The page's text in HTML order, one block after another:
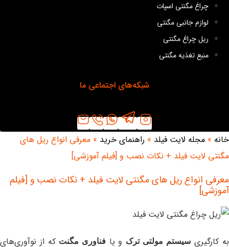
چراغ مگنتی اسپات
لوازم جانبی مگنتی
ریل چراغ مگنتی
منبع تغذیه مگنتی
شبکه‌های اجتماعی ما
خانه » مجله لایت فیلد » راهنمای خرید » معرفی انواع ریل های
مگنتی لایت فیلد + نکات نصب و [فیلم آموزشی]
معرفی انواع ریل های مگنتی لایت فیلد + نکات نصب و [فیلم
آموزشی]
به کارگیری سیستم مولتی ترک و یافناوری مگنتکه از نوآوری‌های